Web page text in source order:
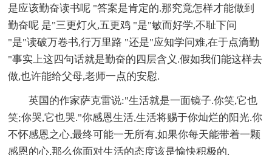
是应该勤奋读书呢 "答案是肯定的.那究竟怎样才能做到
勤奋呢 是"三更灯火,五更鸡 "是"敏而好学,不耻下问
"是"读破万卷书,行万里路 "还是"应知学问难,在于点滴勤
"事实上这四句话就是勤奋的四层含义.假如我们能这样去
做,也许能给父母,老师一点的安慰.
英国的作家萨克雷说:"生活就是一面镜子.你笑,它也
笑;你哭,它也哭."你感恩生活,生活将赐于你灿烂的阳光.你
不怀感恩之心,最终可能一无所有,如果你每天能带着一颗
感恩的心,那么你面对生活的态度该是愉快积极的.